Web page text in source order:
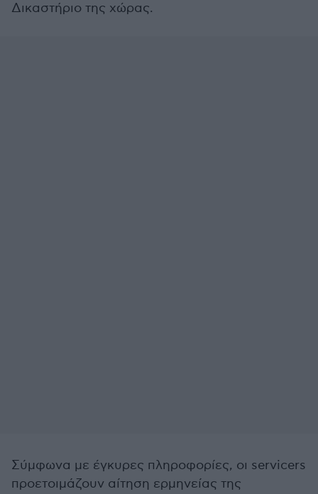
Δικαστήριο της χώρας.
Σύμφωνα με έγκυρες πληροφορίες, οι servicers
προετοιμάζουν αίτηση ερμηνείας της